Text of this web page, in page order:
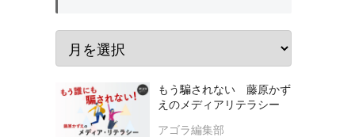
もう騙されない 藤原かず
えのメディアリテラシー
アゴラ編集部